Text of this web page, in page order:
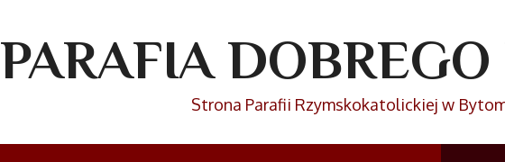
PARAFIA DOBREGO
Strona Parafii Rzymskokatolickiej w